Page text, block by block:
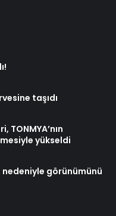
taşıdı
yükseldi
görünümünü